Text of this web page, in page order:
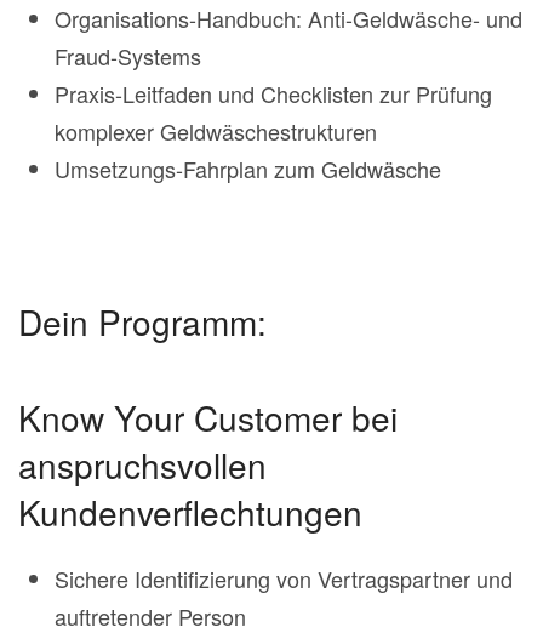
Organisations-Handbuch: Anti-Geldwäsche- und
Fraud-Systems
Praxis-Leitfaden und Checklisten zur Prüfung
komplexer Geldwäschestrukturen
Umsetzungs-Fahrplan zum Geldwäsche
Dein Programm:
Know Your Customer bei
anspruchsvollen
Kundenverflechtungen
Sichere Identifizierung von Vertragspartner und
auftretender Person